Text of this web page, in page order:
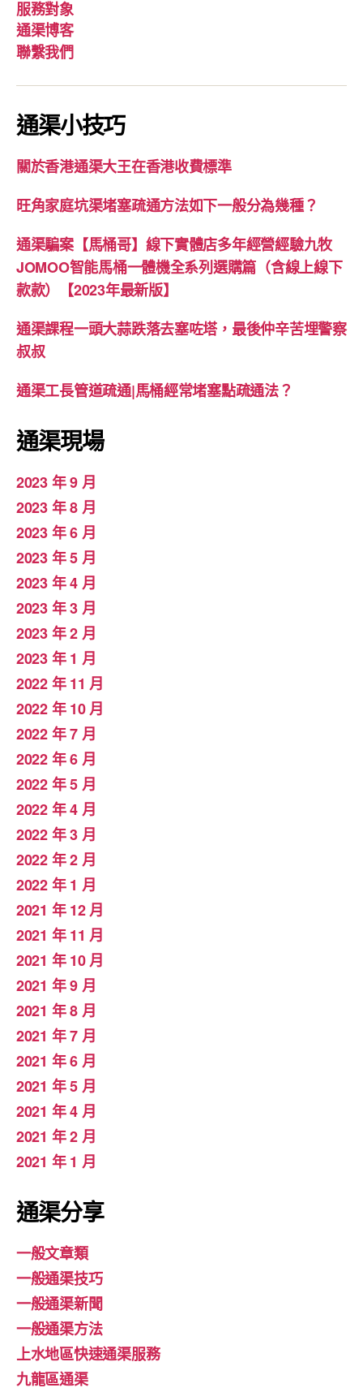
服務對象
通渠博客
聯繫我們
通渠小技巧
關於香港通渠大王在香港收費標準
旺角家庭坑渠堵塞疏通方法如下一般分為幾種？
通渠騙案【馬桶哥】線下實體店多年經營經驗九牧
JOMOO智能馬桶一體機全系列選購篇（含線上線下
款款）【2023年最新版】
通渠課程一頭大蒜跌落去塞咗塔，最後仲辛苦埋警察
叔叔
通渠工長管道疏通|馬桶經常堵塞點疏通法？
通渠現場
2023 年 9 月
2023 年 8 月
2023 年 6 月
2023 年 5 月
2023 年 4 月
2023 年 3 月
2023 年 2 月
2023 年 1 月
2022 年 11 月
2022 年 10 月
2022 年 7 月
2022 年 6 月
2022 年 5 月
2022 年 4 月
2022 年 3 月
2022 年 2 月
2022 年 1 月
2021 年 12 月
2021 年 11 月
2021 年 10 月
2021 年 9 月
2021 年 8 月
2021 年 7 月
2021 年 6 月
2021 年 5 月
2021 年 4 月
2021 年 2 月
2021 年 1 月
通渠分享
一般文章類
一般通渠技巧
一般通渠新聞
一般通渠方法
上水地區快速通渠服務
九龍區通渠